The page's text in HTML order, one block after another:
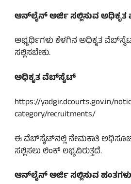
ಆನ್‌ಲೈನ್ ಅರ್ಜಿ ಸಲ್ಲಿಸುವ
ಅಭ್ಯರ್ಥಿಗಳು ಕೆಳಗಿನ ಅಧಿಕೃತ
ಸಲ್ಲಿಸಬೇಕು.
ಅಧಿಕೃತ ವೆಬ್‌ಸೈಟ್
https://yadgir.dcourts.gov.in/
category/recruitments/
ಈ ವೆಬ್‌ಸೈಟ್‌ನಲ್ಲಿ ನೇಮಕಾತಿ
ಸಲ್ಲಿಸಲು ಲಿಂಕ್ ಲಭ್ಯವಿರುತ್ತದೆ.
ಆನ್‌ಲೈನ್ ಅರ್ಜಿ ಸಲ್ಲಿಸುವ ಹಂತಗಳು